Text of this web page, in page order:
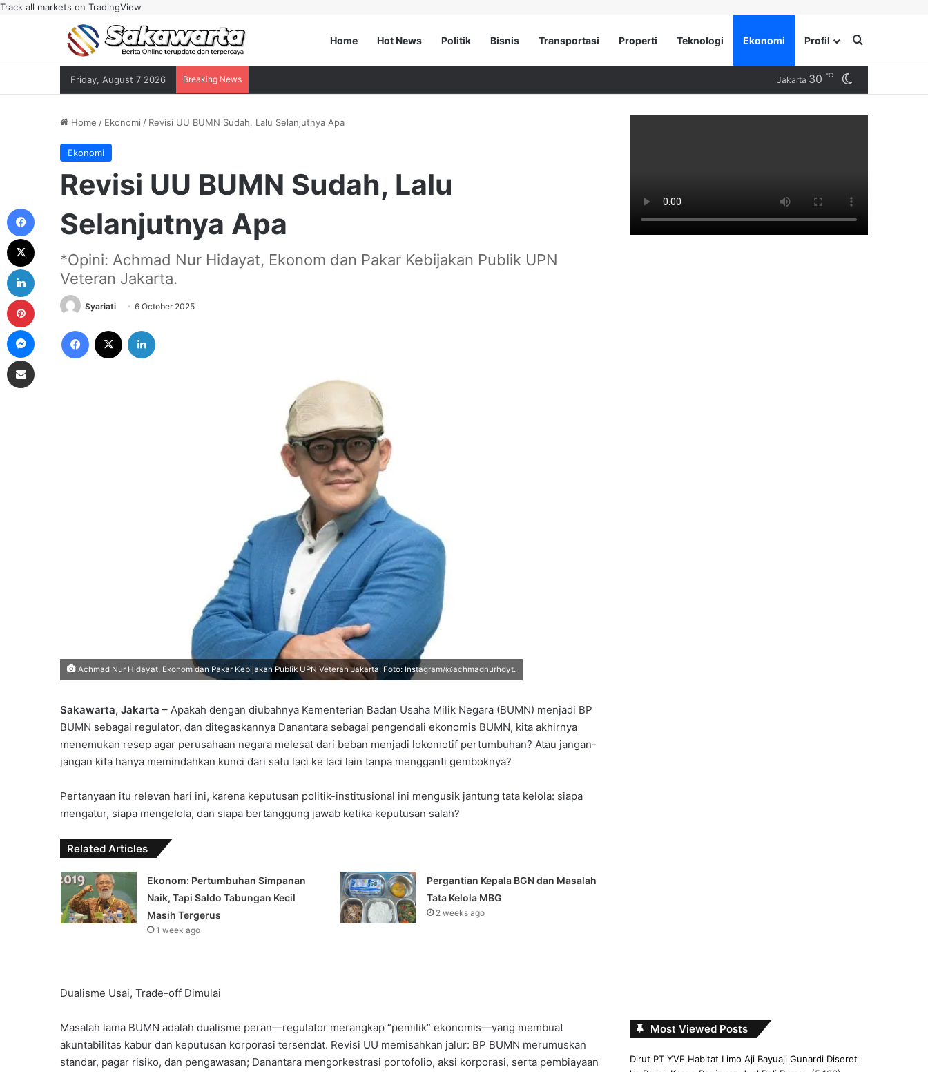
Track all markets on TradingView
Home Hot News Politik Bisnis Transportasi Properti Teknologi Ekonomi Profil Search for
Friday, August 7 2026 Breaking News Jakarta 30 ℃
Home / Ekonomi / Revisi UU BUMN Sudah, Lalu Selanjutnya Apa
Ekonomi
Revisi UU BUMN Sudah, Lalu
Selanjutnya Apa
*Opini: Achmad Nur Hidayat, Ekonom dan Pakar Kebijakan Publik UPN
Veteran Jakarta.
Syariati 6 October 2025
Facebook
Achmad Nur Hidayat, Ekonom dan Pakar Kebijakan Publik UPN Veteran Jakarta. Foto: Instagram/@achmadnurhdyt.
Sakawarta, Jakarta – Apakah dengan diubahnya Kementerian Badan Usaha Milik Negara (BUMN) menjadi BP
BUMN sebagai regulator, dan ditegaskannya Danantara sebagai pengendali ekonomis BUMN, kita akhirnya
menemukan resep agar perusahaan negara melesat dari beban menjadi lokomotif pertumbuhan? Atau jangan-
jangan kita hanya memindahkan kunci dari satu laci ke laci lain tanpa mengganti gemboknya?
Pertanyaan itu relevan hari ini, karena keputusan politik-institusional ini mengusik jantung tata kelola: siapa
mengatur, siapa mengelola, dan siapa bertanggung jawab ketika keputusan salah?
Related Articles
Ekonom: Pertumbuhan Simpanan
Naik, Tapi Saldo Tabungan Kecil
Masih Tergerus
1 week ago
Pergantian Kepala BGN dan Masalah
Tata Kelola MBG
2 weeks ago
Dualisme Usai, Trade-off Dimulai
Masalah lama BUMN adalah dualisme peran—regulator merangkap “pemilik” ekonomis—yang membuat
akuntabilitas kabur dan keputusan korporasi tersendat. Revisi UU memisahkan jalur: BP BUMN merumuskan
standar, pagar risiko, dan pengawasan; Danantara mengorkestrasi portofolio, aksi korporasi, serta pembiayaan
Most Viewed Posts
Dirut PT YVE Habitat Limo Aji Bayuaji Gunardi Diseret
Pinterest
Messenger